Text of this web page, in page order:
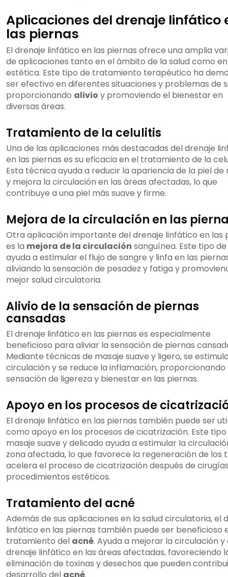
Aplicaciones del drenaje linfático
las piernas
El drenaje linfático en las piernas ofrece una amplia
de aplicaciones tanto en el ámbito de la salud como
estética. Este tipo de tratamiento terapéutico ha
ser efectivo en diferentes situaciones y problemas de
proporcionando alivio y promoviendo el bienestar en
diversas áreas.
Tratamiento de la celulitis
Una de las aplicaciones más destacadas del drenaje
en las piernas es su eficacia en el tratamiento de la
Esta técnica ayuda a reducir la apariencia de la piel de
y mejora la circulación en las áreas afectadas, lo que
contribuye a una piel más suave y firme.
Mejora de la circulación en las
Otra aplicación importante del drenaje linfático en las
es la mejora de la circulación sanguínea. Este tipo
ayuda a estimular el flujo de sangre y linfa en las
aliviando la sensación de pesadez y fatiga y
mejor salud circulatoria.
Alivio de la sensación de piernas
cansadas
El drenaje linfático en las piernas es especialmente
beneficioso para aliviar la sensación de piernas
Mediante técnicas de masaje suave y ligero, se
circulación y se reduce la inflamación, proporcionando
sensación de ligereza y bienestar en las piernas.
Apoyo en los procesos de
El drenaje linfático en las piernas también puede ser
como apoyo en los procesos de cicatrización. Este
masaje suave y delicado ayuda a estimular la
zona afectada, lo que favorece la regeneración de los
acelera el proceso de cicatrización después de
procedimientos estéticos.
Tratamiento del acné
Además de sus aplicaciones en la salud circulatoria, el
linfático en las piernas también puede ser beneficioso
tratamiento del acné. Ayuda a mejorar la circulación y
drenaje linfático en las áreas afectadas, favoreciendo
eliminación de toxinas y desechos que pueden